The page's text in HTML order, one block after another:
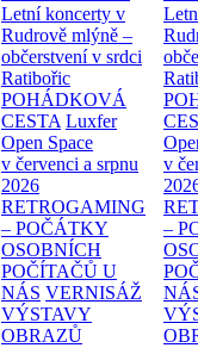
Letní koncerty v
Rudrově mlýně –
občerstvení v srdci
Ratibořic
POHÁDKOVÁ
CESTA Luxfer
Open Space
v červenci a srpnu
2026
RETROGAMING
– POČÁTKY
OSOBNÍCH
POČÍTAČŮ U
NÁS VERNISÁŽ
VÝSTAVY
OBRAZŮ
v
–